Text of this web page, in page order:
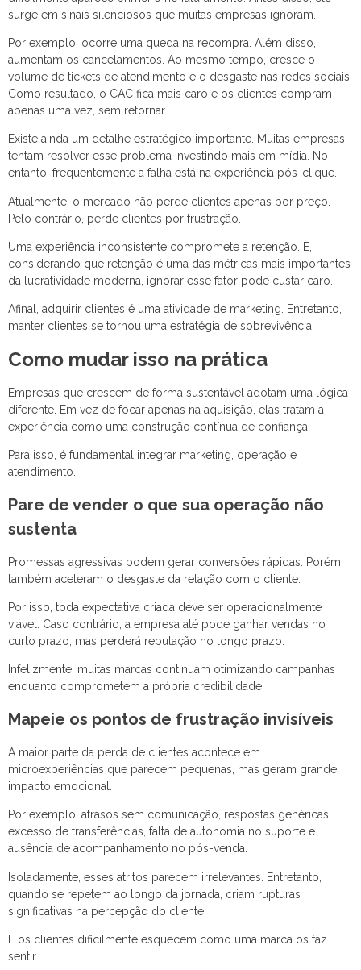
surge em sinais silenciosos que muitas empresas ignoram.
Por exemplo, ocorre uma queda na recompra. Além disso,
aumentam os cancelamentos. Ao mesmo tempo, cresce o
volume de tickets de atendimento e o desgaste nas redes sociais.
Como resultado, o CAC fica mais caro e os clientes compram
apenas uma vez, sem retornar.
Existe ainda um detalhe estratégico importante. Muitas empresas
tentam resolver esse problema investindo mais em mídia. No
entanto, frequentemente a falha está na experiência pós-clique.
Atualmente, o mercado não perde clientes apenas por preço.
Pelo contrário, perde clientes por frustração.
Uma experiência inconsistente compromete a retenção. E,
considerando que retenção é uma das métricas mais importantes
da lucratividade moderna, ignorar esse fator pode custar caro.
Afinal, adquirir clientes é uma atividade de marketing. Entretanto,
manter clientes se tornou uma estratégia de sobrevivência.
Como mudar isso na prática
Empresas que crescem de forma sustentável adotam uma lógica
diferente. Em vez de focar apenas na aquisição, elas tratam a
experiência como uma construção contínua de confiança.
Para isso, é fundamental integrar marketing, operação e
atendimento.
Pare de vender o que sua operação não
sustenta
Promessas agressivas podem gerar conversões rápidas. Porém,
também aceleram o desgaste da relação com o cliente.
Por isso, toda expectativa criada deve ser operacionalmente
viável. Caso contrário, a empresa até pode ganhar vendas no
curto prazo, mas perderá reputação no longo prazo.
Infelizmente, muitas marcas continuam otimizando campanhas
enquanto comprometem a própria credibilidade.
Mapeie os pontos de frustração invisíveis
A maior parte da perda de clientes acontece em
microexperiências que parecem pequenas, mas geram grande
impacto emocional.
Por exemplo, atrasos sem comunicação, respostas genéricas,
excesso de transferências, falta de autonomia no suporte e
ausência de acompanhamento no pós-venda.
Isoladamente, esses atritos parecem irrelevantes. Entretanto,
quando se repetem ao longo da jornada, criam rupturas
significativas na percepção do cliente.
E os clientes dificilmente esquecem como uma marca os faz
sentir.